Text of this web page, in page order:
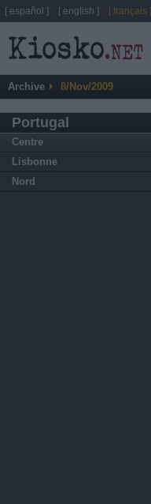
Archive 8/Nov/2009
Portugal
Centre
Lisbonne
Nord
[ español ] [ english ] [ français ]